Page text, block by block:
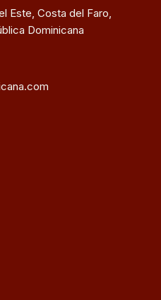
Este, Costa del Faro,
Dominicana